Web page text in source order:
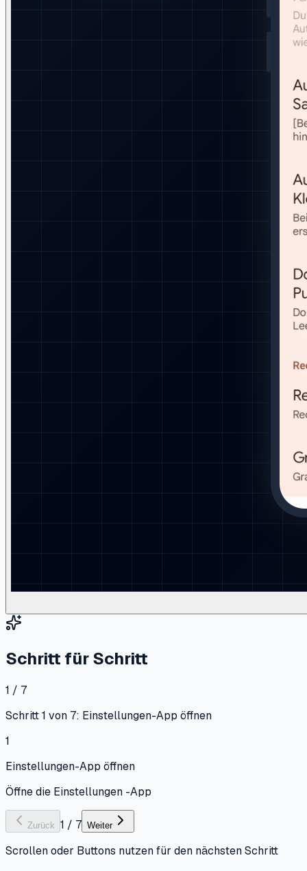
Schritt für Schritt
1 / 7
Schritt 1 von 7: Einstellungen-App öffnen
1
Einstellungen-App öffnen
Öffne die Einstellungen -App
Zurück 1 / 7 Weiter
Scrollen oder Buttons nutzen für den nächsten Schritt